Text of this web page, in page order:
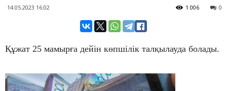
14.05.2023 16:02 0
1 006
Құжат 25 мамырға дейін көпшілік талқылауда болады.